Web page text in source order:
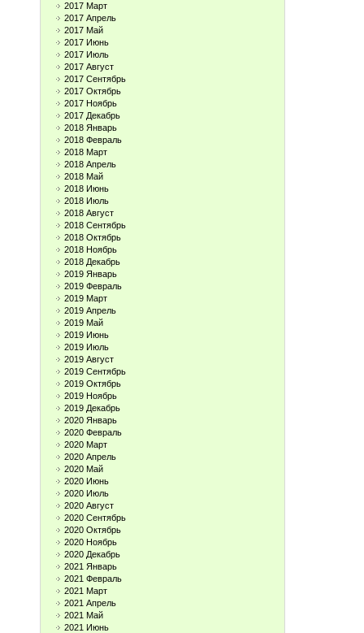
2017 Март
2017 Апрель
2017 Май
2017 Июнь
2017 Июль
2017 Август
2017 Сентябрь
2017 Октябрь
2017 Ноябрь
2017 Декабрь
2018 Январь
2018 Февраль
2018 Март
2018 Апрель
2018 Май
2018 Июнь
2018 Июль
2018 Август
2018 Сентябрь
2018 Октябрь
2018 Ноябрь
2018 Декабрь
2019 Январь
2019 Февраль
2019 Март
2019 Апрель
2019 Май
2019 Июнь
2019 Июль
2019 Август
2019 Сентябрь
2019 Октябрь
2019 Ноябрь
2019 Декабрь
2020 Январь
2020 Февраль
2020 Март
2020 Апрель
2020 Май
2020 Июнь
2020 Июль
2020 Август
2020 Сентябрь
2020 Октябрь
2020 Ноябрь
2020 Декабрь
2021 Январь
2021 Февраль
2021 Март
2021 Апрель
2021 Май
2021 Июнь